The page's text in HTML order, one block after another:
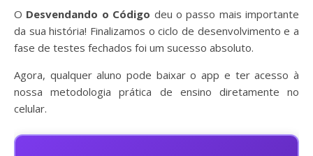
Desvendando o Código deu o passo mais importante
da sua história! Finalizamos o ciclo de desenvolvimento e a
fase de testes fechados foi um sucesso absoluto.
Agora, qualquer aluno pode baixar o app e ter acesso à
nossa metodologia prática de ensino diretamente no
celular.